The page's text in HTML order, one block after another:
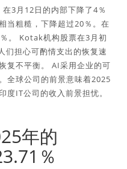
3月12日的内部下降了4％
当粗糙，下降超过20％。在
。 Kotak机构股票在3月初
们担心可酌情支出的恢复速
复不平衡。 AI采用企业的可
全球公司的前景意味着2025
度IT公司的收入前景担忧。
年的
％